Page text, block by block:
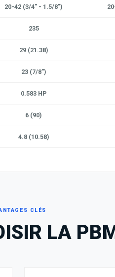
20-42 (3/4" - 1.5/8")
235
29 (21.38)
23 (7/8")
0.583 HP
6 (90)
4.8 (10.58)
CLÉS
LA